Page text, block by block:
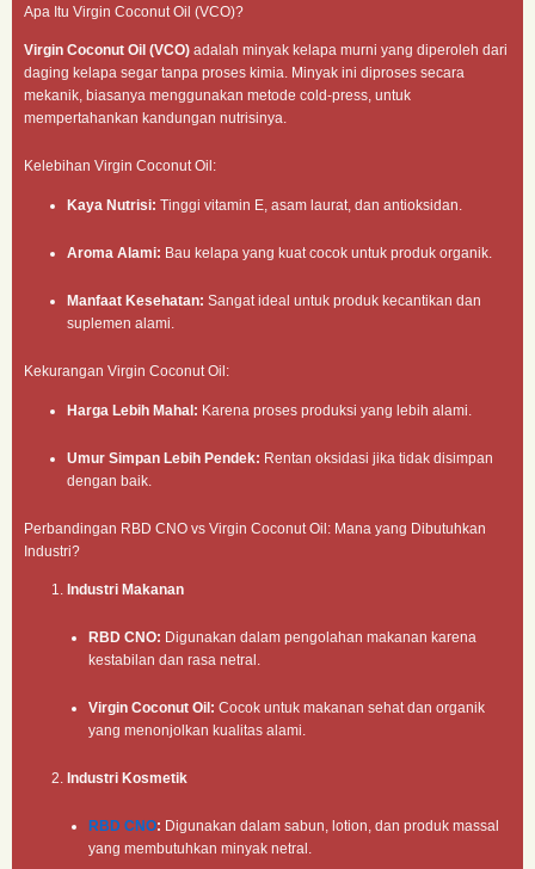
Apa Itu Virgin Coconut Oil (VCO)?
Virgin Coconut Oil (VCO) adalah minyak kelapa murni yang diperoleh dari
daging kelapa segar tanpa proses kimia. Minyak ini diproses secara
mekanik, biasanya menggunakan metode cold-press, untuk
mempertahankan kandungan nutrisinya.
Kelebihan Virgin Coconut Oil:
Kaya Nutrisi: Tinggi vitamin E, asam laurat, dan antioksidan.
Aroma Alami: Bau kelapa yang kuat cocok untuk produk organik.
Manfaat Kesehatan: Sangat ideal untuk produk kecantikan dan
suplemen alami.
Kekurangan Virgin Coconut Oil:
Harga Lebih Mahal: Karena proses produksi yang lebih alami.
Umur Simpan Lebih Pendek: Rentan oksidasi jika tidak disimpan
dengan baik.
Perbandingan RBD CNO vs Virgin Coconut Oil: Mana yang Dibutuhkan
Industri?
Industri Makanan
RBD CNO: Digunakan dalam pengolahan makanan karena
kestabilan dan rasa netral.
Virgin Coconut Oil: Cocok untuk makanan sehat dan organik
yang menonjolkan kualitas alami.
Industri Kosmetik
RBD CNO: Digunakan dalam sabun, lotion, dan produk massal
yang membutuhkan minyak netral.